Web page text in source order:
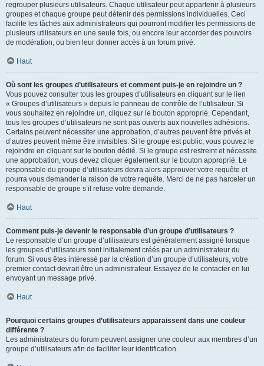
regrouper plusieurs utilisateurs. Chaque utilisateur peut appartenir à plusieurs
groupes et chaque groupe peut détenir des permissions individuelles. Ceci
facilite les tâches aux administrateurs qui pourront modifier les permissions de
plusieurs utilisateurs en une seule fois, ou encore leur accorder des pouvoirs
de modération, ou bien leur donner accès à un forum privé.
Haut
Où sont les groupes d’utilisateurs et comment puis-je en rejoindre un ?
Vous pouvez consulter tous les groupes d’utilisateurs en cliquant sur le lien
« Groupes d’utilisateurs » depuis le panneau de contrôle de l’utilisateur. Si
vous souhaitez en rejoindre un, cliquez sur le bouton approprié. Cependant,
tous les groupes d’utilisateurs ne sont pas ouverts aux nouvelles adhésions.
Certains peuvent nécessiter une approbation, d’autres peuvent être privés et
d’autres peuvent même être invisibles. Si le groupe est public, vous pouvez le
rejoindre en cliquant sur le bouton dédié. Si le groupe est restreint et nécessite
une approbation, vous devez cliquer également sur le bouton approprié. Le
responsable du groupe d’utilisateurs devra alors approuver votre requête et
pourra vous demander la raison de votre requête. Merci de ne pas harceler un
responsable de groupe s’il refuse votre demande.
Haut
Comment puis-je devenir le responsable d’un groupe d’utilisateurs ?
Le responsable d’un groupe d’utilisateurs est généralement assigné lorsque
les groupes d’utilisateurs sont initialement créés par un administrateur du
forum. Si vous êtes intéressé par la création d’un groupe d’utilisateurs, votre
premier contact devrait être un administrateur. Essayez de le contacter en lui
envoyant un message privé.
Haut
Pourquoi certains groupes d’utilisateurs apparaissent dans une couleur
différente ?
Les administrateurs du forum peuvent assigner une couleur aux membres d’un
groupe d’utilisateurs afin de faciliter leur identification.